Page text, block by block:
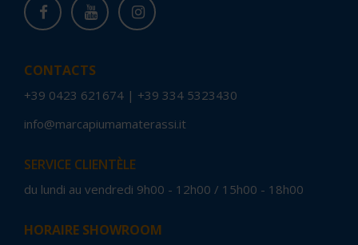
CONTACTS
+39 0423 621674 | +39 334 5323430
info@marcapiumamaterassi.it
SERVICE CLIENTÈLE
du lundi au vendredi 9h00 - 12h00 / 15h00 - 18h00
HORAIRE SHOWROOM